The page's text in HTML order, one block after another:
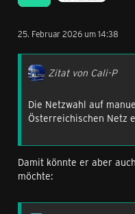
25. Februar 2026 um 14:38
Zitat von Cali-P
Die Netzwahl auf
Österreichischen Netz
Damit könnte er aber
möchte: